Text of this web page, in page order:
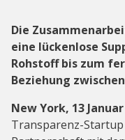
Die
eine lückenlose
Rohstoff bis zum
Beziehung
New York, 13
Transparenz-